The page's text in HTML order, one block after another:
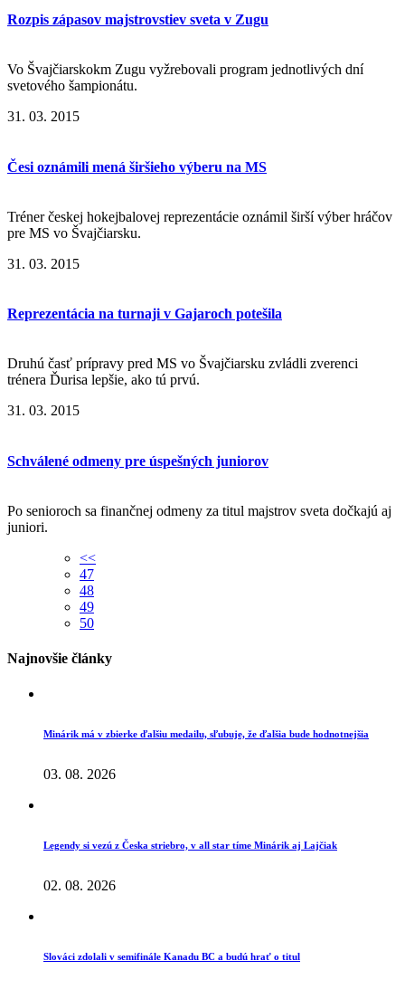
Rozpis zápasov majstrovstiev sveta v Zugu
Vo Švajčiarskokm Zugu vyžrebovali program jednotlivých dní
svetového šampionátu.
31. 03. 2015
Česi oznámili mená širšieho výberu na MS
Tréner českej hokejbalovej reprezentácie oznámil širší výber hráčov
pre MS vo Švajčiarsku.
31. 03. 2015
Reprezentácia na turnaji v Gajaroch potešila
Druhú časť prípravy pred MS vo Švajčiarsku zvládli zverenci
trénera Ďurisa lepšie, ako tú prvú.
31. 03. 2015
Schválené odmeny pre úspešných juniorov
Po senioroch sa finančnej odmeny za titul majstrov sveta dočkajú aj
juniori.
<<
47
48
49
50
Najnovšie články
Minárik má v zbierke ďalšiu medailu, sľubuje, že ďalšia bude hodnotnejšia
03. 08. 2026
Legendy si vezú z Česka striebro, v all star tíme Minárik aj Lajčiak
02. 08. 2026
Slováci zdolali v semifinále Kanadu BC a budú hrať o titul